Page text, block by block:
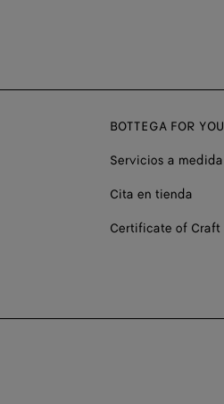
BOTTEGA FOR YOU
Servicios a medida
Cita en tienda
Certificate of Craft